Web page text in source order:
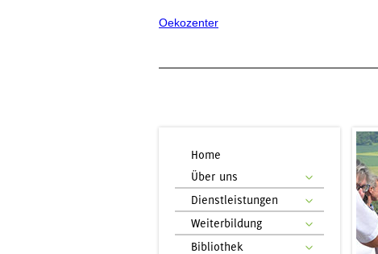
Oekozenter
Home
Über uns
Dienstleistungen
Weiterbildung
Bibliothek